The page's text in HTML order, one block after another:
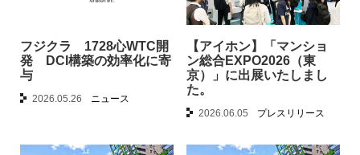
フジクラ 1728心WTC開
発 DCI構築の効率化に寄
与
2026.05.26 ニュース
【アイホン】「マンショ
ン総合EXPO2026（東
京）」に出展いたしまし
た。
2026.06.05 プレスリリース